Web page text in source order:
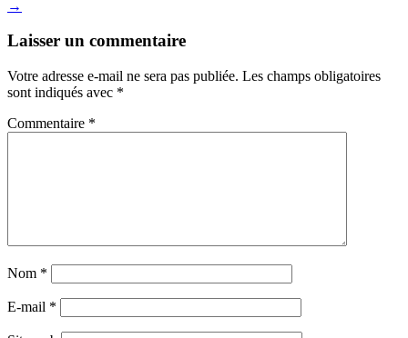
→
Laisser un commentaire
Votre adresse e-mail ne sera pas publiée. Les champs obligatoires
sont indiqués avec *
Commentaire *
Nom *
E-mail *